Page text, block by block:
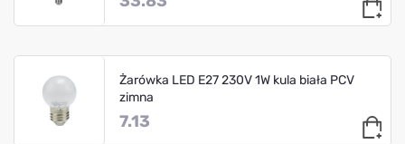
Żarówka LED E27 230V 1W kula biała PCV
zimna
7.13